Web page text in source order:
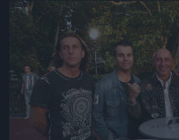
Jön még